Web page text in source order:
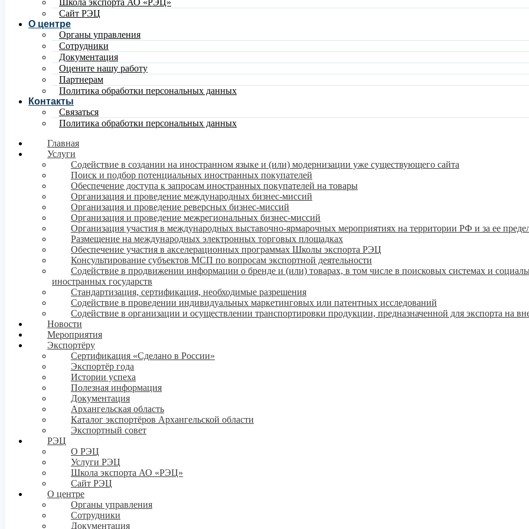
Школа экспорта АО «РЭЦ»
Сайт РЭЦ
О центре
Органы управления
Сотрудники
Документация
Оцените нашу работу
Партнерам
Политика обработки персональных данных
Контакты
Связаться
Политика обработки персональных данных
Главная
Услуги
Содействие в создании на иностранном языке и (или) модернизации уже существующего сайта
Поиск и подбор потенциальных иностранных покупателей
Обеспечение доступа к запросам иностранных покупателей на товары
Организация и проведение международных бизнес-миссий
Организация и проведение реверсных бизнес-миссий
Организация и проведение межрегиональных бизнес-миссий
Организация участия в международных выставочно-ярмарочных мероприятиях на территории РФ и за ее
Размещение на международных электронных торговых площадках
Обеспечение участия в акселерационных программах Школы экспорта РЭЦ
Консультирование субъектов МСП по вопросам экспортной деятельности
Содействие в продвижении информации о бренде и (или) товарах, в том числе в поисковых системах и
иностранных государств
Стандартизация, сертификация, необходимые разрешения
Содействие в проведении индивидуальных маркетинговых или патентных исследований
Содействие в организации и осуществлении транспортировки продукции, предназначенной для экспорта на
Новости
Мероприятия
Экспортёру
Сертификация «Сделано в России»
Экспортёр года
Истории успеха
Полезная информация
Документация
Архангельская область
Каталог экспортёров Архангельской области
Экспортный совет
РЭЦ
О РЭЦ
Услуги РЭЦ
Школа экспорта АО «РЭЦ»
Сайт РЭЦ
О центре
Органы управления
Сотрудники
Документация